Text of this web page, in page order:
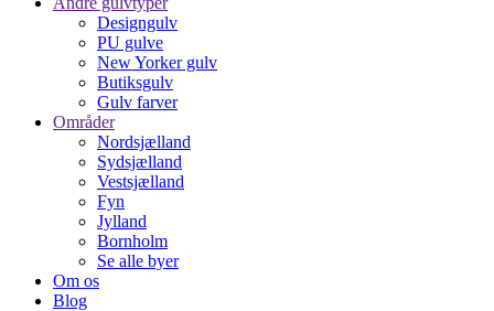
Designgulv
PU gulve
New Yorker gulv
Butiksgulv
Gulv farver
Områder
Nordsjælland
Sydsjælland
Vestsjælland
Fyn
Jylland
Bornholm
Se alle byer
Om os
Blog